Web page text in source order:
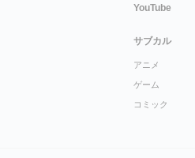
YouTube
サブカル
アニメ
ゲーム
コミック